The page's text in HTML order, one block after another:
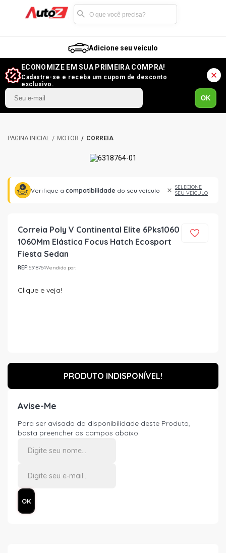
Adicione seu veículo
ECONOMIZE EM SUA PRIMEIRA COMPRA!
Cadastre-se e receba um cupom de desconto
exclusivo.
OK
MOTOR CORREIA
Verifique a compatibilidade do seu veículo
SELECIONE
SEU VEÍCULO
Correia Poly V Continental Elite 6Pks1060
1060Mm Elástica Focus Hatch Ecosport
Fiesta Sedan
REF:6318764Vendido por:
Clique e veja!
PRODUTO INDISPONÍVEL!
Avise-Me
Para ser avisado da disponibilidade deste Produto,
basta preencher os campos abaixo.